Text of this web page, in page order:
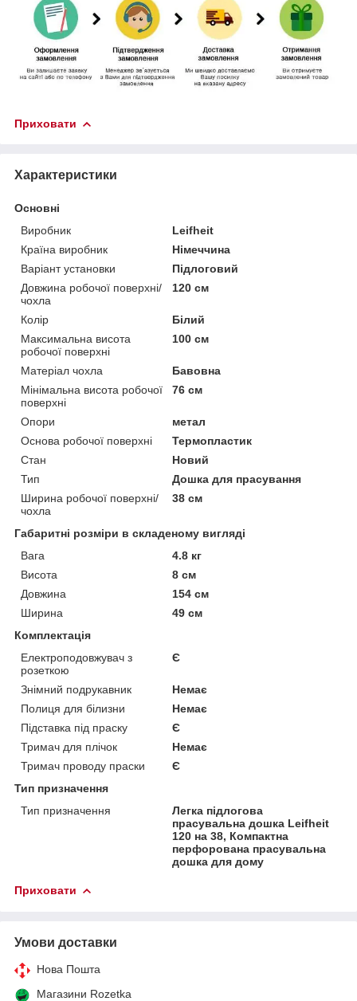
Приховати
Характеристики
Основні
Виробник
Leifheit
Країна виробник
Німеччина
Варіант установки
Підлоговий
Довжина робочої поверхні/
чохла
120 см
Колір
Білий
Максимальна висота
робочої поверхні
100 см
Матеріал чохла
Бавовна
Мінімальна висота робочої
поверхні
76 см
Опори
метал
Основа робочої поверхні
Термопластик
Стан
Новий
Тип
Дошка для прасування
Ширина робочої поверхні/
чохла
38 см
Габаритні розміри в складеному вигляді
Вага
4.8 кг
Висота
8 см
Довжина
154 см
Ширина
49 см
Комплектація
Електроподовжувач з
розеткою
Є
Знімний подрукавник
Немає
Полиця для білизни
Немає
Підставка під праску
Є
Тримач для плічок
Немає
Тримач проводу праски
Є
Тип призначення
Тип призначення
Легка підлогова
прасувальна дошка Leifheit
120 на 38, Компактна
перфорована прасувальна
дошка для дому
Приховати
Умови доставки
Нова Пошта
Магазини Rozetka